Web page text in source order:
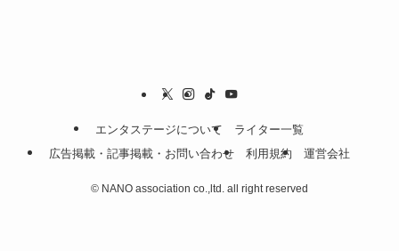
エンタステージについて
ライター一覧
広告掲載・記事掲載・お問い合わせ
利用規約 運営会社
© NANO association co.,ltd. all right reserved